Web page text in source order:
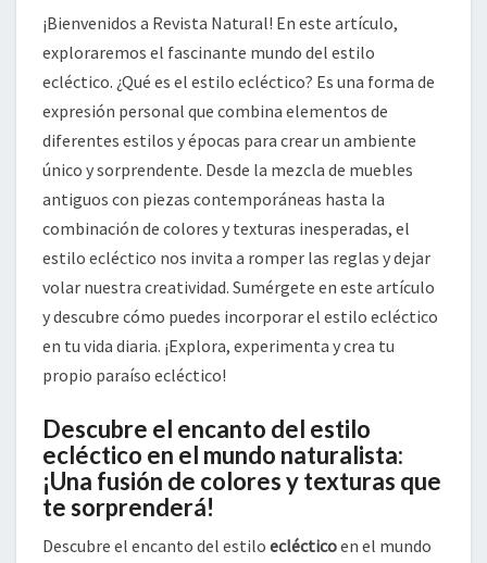
DE
¡Bienvenidos a Revista Natural! En este artículo,
exploraremos el fascinante mundo del estilo
ecléctico. ¿Qué es el estilo ecléctico? Es una forma de
expresión personal que combina elementos de
diferentes estilos y épocas para crear un ambiente
único y sorprendente. Desde la mezcla de muebles
antiguos con piezas contemporáneas hasta la
combinación de colores y texturas inesperadas, el
estilo ecléctico nos invita a romper las reglas y dejar
volar nuestra creatividad. Sumérgete en este artículo
y descubre cómo puedes incorporar el estilo ecléctico
en tu vida diaria. ¡Explora, experimenta y crea tu
propio paraíso ecléctico!
Descubre el encanto del estilo
ecléctico en el mundo naturalista:
¡Una fusión de colores y texturas que
te sorprenderá!
Descubre el encanto del estilo eclécticoen el mundo